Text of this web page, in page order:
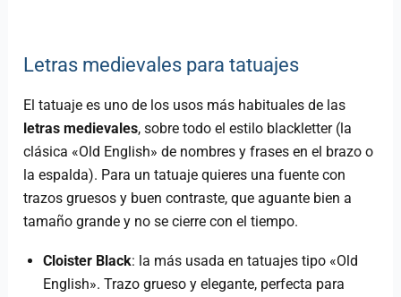
Letras medievales para tatuajes
El tatuaje es uno de los usos más habituales de las
letras medievales, sobre todo el estilo blackletter (la
clásica «Old English» de nombres y frases en el brazo o
la espalda). Para un tatuaje quieres una fuente con
trazos gruesos y buen contraste, que aguante bien a
tamaño grande y no se cierre con el tiempo.
Cloister Black: la más usada en tatuajes tipo «Old
English». Trazo grueso y elegante, perfecta para